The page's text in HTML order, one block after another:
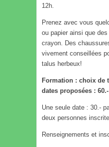
12h.
Prenez avec vous
ou papier ainsi que
crayon. Des
vivement conseillées
talus herbeux!
Formation : choix de
dates proposées : 60.-
Une seule date : 30.-
deux personnes
Renseignements et